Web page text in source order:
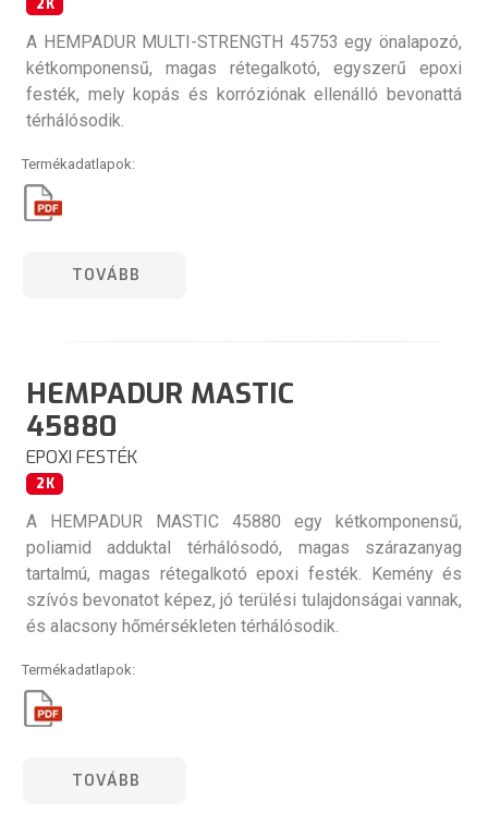
2K
A HEMPADUR MULTI-STRENGTH 45753 egy önalapozó,
kétkomponensű, magas rétegalkotó, egyszerű epoxi
festék, mely kopás és korróziónak ellenálló bevonattá
térhálósodik.
Termékadatlapok:
TOVÁBB
HEMPADUR MASTIC
45880
EPOXI FESTÉK
2K
A HEMPADUR MASTIC 45880 egy kétkomponensű,
poliamid adduktal térhálósodó, magas szárazanyag
tartalmú, magas rétegalkotó epoxi festék. Kemény és
szívós bevonatot képez, jó terülési tulajdonságai vannak,
és alacsony hőmérsékleten térhálósodik.
Termékadatlapok:
TOVÁBB